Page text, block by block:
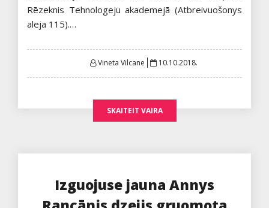
Rēzeknis Tehnologeju akademejā (Atbreivuošonys
aleja 115).…
Vineta Vilcane
Posted
10.10.2018.
SKAITEIT VAIRA
Izguojuse jauna Annys